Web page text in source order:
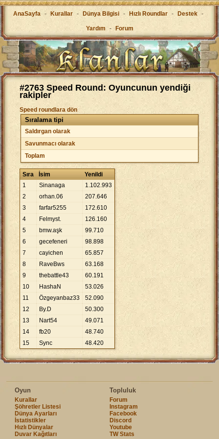
AnaSayfa - Kurallar - Dünya Bilgisi - Hızlı Roundlar - Destek -
Yardım - Forum
#2763 Speed Round: Oyuncunun yendiği
rakipler
Speed roundlara dön
Sıralama tipi
Saldırgan olarak
Savunmacı olarak
Toplam
Sıra İsim
Yenildi
1
Sinanaga 1.102.993
2
orhan.06 207.646
3
farfar5255 172.610
4
Felmyst. 126.160
5
bmw.aşk 99.710
6
gecefeneri 98.898
7
cayichen 65.857
8
RaveBws 63.168
9
thebattle43 60.191
10
HashaN 53.026
11
Özgeyanbaz33 52.090
12
By.D 50.300
13
Nart54 49.071
14
fb20 48.740
15
Sync 48.420
Oyun
Kurallar
Şöhretler Listesi
Dünya Ayarları
İstatistikler
Hızlı Dünyalar
Duvar Kağıtları
Topluluk
Forum
Instagram
Facebook
Discord
Youtube
TW Stats